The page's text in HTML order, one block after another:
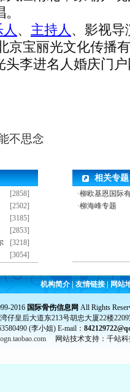
、 主持人 、影视导
京宝丽光文化传播
头李进名人婚庆门
不思念
[2858]
[2502]
[3185]
[2853]
[3218]
[3054]
相关专题
·柳欧基恩国际
·柳海峰专题
机构简介| 友情链接 |网站
2016 国际骨伤信息网 All Rights
仔皇后大道东213号胡忠大厦22楼
(李小姐) E-mail：
网站技术支持：千站科